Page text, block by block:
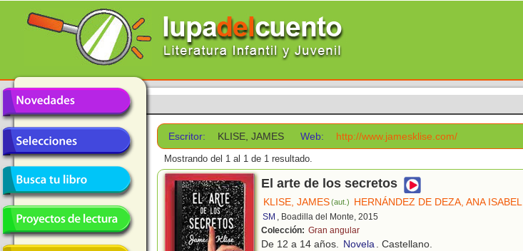
Escritor: KLISE, JAMES Web: http://www.jamesklise.com/
Mostrando del 1 al 1 de 1 resultado.
El arte de los secretos
KLISE, JAMES(aut.) HERNÁNDEZ DE DEZA, ANA ISABEL
SM , Boadilla del Monte, 2015
Colección: Gran angular
De 12 a 14 años. Novela. Castellano.